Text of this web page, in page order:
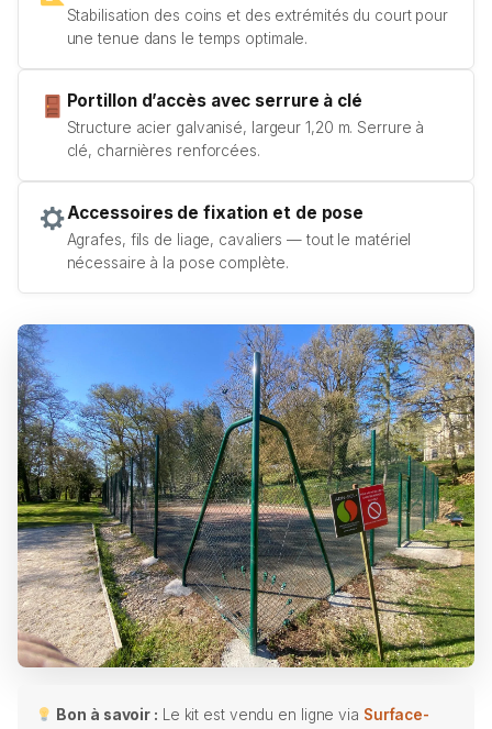
Stabilisation des coins et des extrémités du court pour
une tenue dans le temps optimale.
Portillon d’accès avec serrure à clé
Structure acier galvanisé, largeur 1,20 m. Serrure à
clé, charnières renforcées.
Accessoires de fixation et de pose
Agrafes, fils de liage, cavaliers — tout le matériel
nécessaire à la pose complète.
Bon à savoir : Le kit est vendu en ligne via Surface-